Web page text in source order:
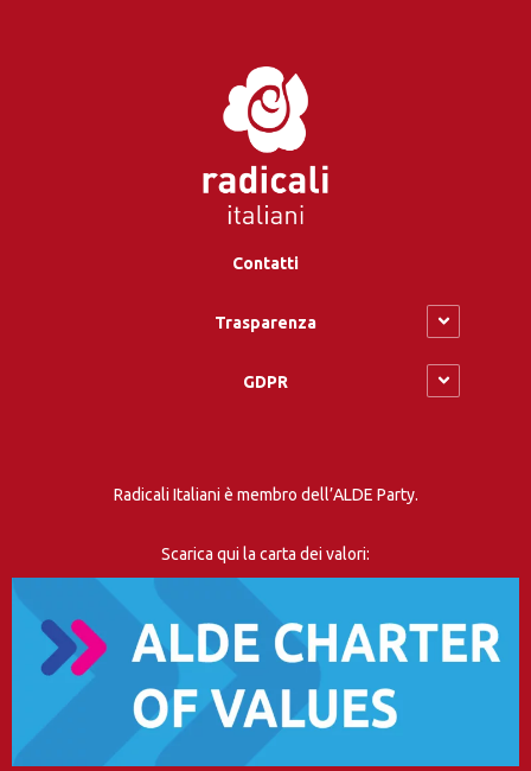
Contatti
Trasparenza
GDPR
Radicali Italiani è membro dell’ALDE Party.
Scarica qui la carta dei valori: